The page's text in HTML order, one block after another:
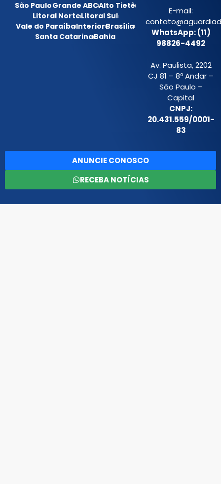
São PauloGrande ABCAlto Tietê
Litoral NorteLitoral Sul
Vale do ParaíbaInteriorBrasília
Santa CatarinaBahia
E-mail:
WhatsApp: (11)
98826-4492
Av. Paulista, 2202
CJ 81 – 8º Andar –
São Paulo –
Capital
CNPJ:
20.431.559/0001-
83
ANUNCIE CONOSCO
RECEBA NOTÍCIAS